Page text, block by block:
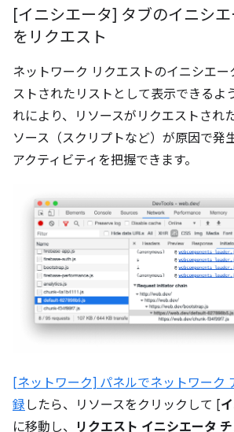
[イニシエータ] タブのイニシ
をリクエスト
ネットワーク リクエストのイニシエ
ストされたリストとして表示できるよ
れにより、リソースがリクエストされ
ソース（スクリプトなど）が原因で発
アクティビティを把握できます。
[ネットワーク] パネルでネットワーク
録 したら、リソースをクリックして [
に移動し、
リクエスト イニシエータ